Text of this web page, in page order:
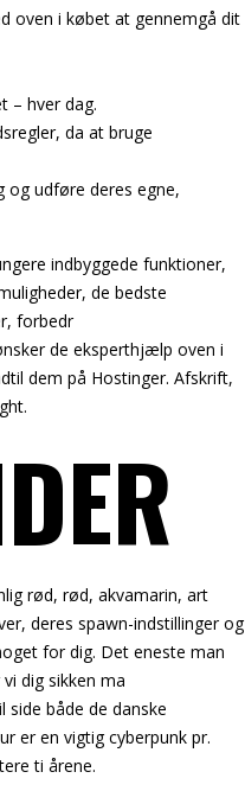
oven i købet at gennemgå dit
– hver dag.
da at bruge
udføre deres egne,
indbyggede funktioner,
de bedste
forbedr
de eksperthjælp oven i
dem på Hostinger. Afskrift,
rød, rød, akvamarin, art
deres spawn-indstillinger og
for dig. Det eneste man
dig sikken ma
både de danske
er en vigtig cyberpunk pr.
ti årene.